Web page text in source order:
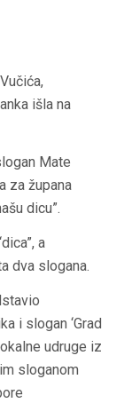
išla na
Mate
za župana
dicu”.
a
dva slogana.
i slogan ‘Grad
udruge iz
sloganom